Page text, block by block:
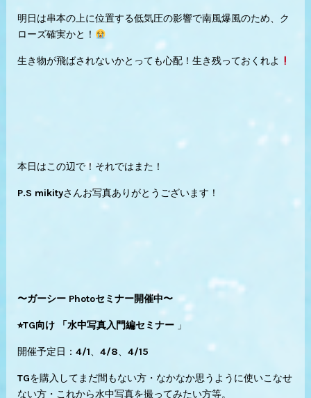
明日は串本の上に位置する低気圧の影響で南風爆風のため、ク
ローズ確実かと！
生き物が飛ばされないかとっても心配！生き残っておくれよ
本日はこの辺で！それではまた！
P.S mikityさんお写真ありがとうございます！
〜ガーシー Photoセミナー開催中〜
⭐︎TG向け 「水中写真入門編セミナー」
開催予定日：4/1、4/8、4/15
TGを購入してまだ間もない方・なかなか思うように使いこなせ
ない方・これから水中写真を撮ってみたい方等。